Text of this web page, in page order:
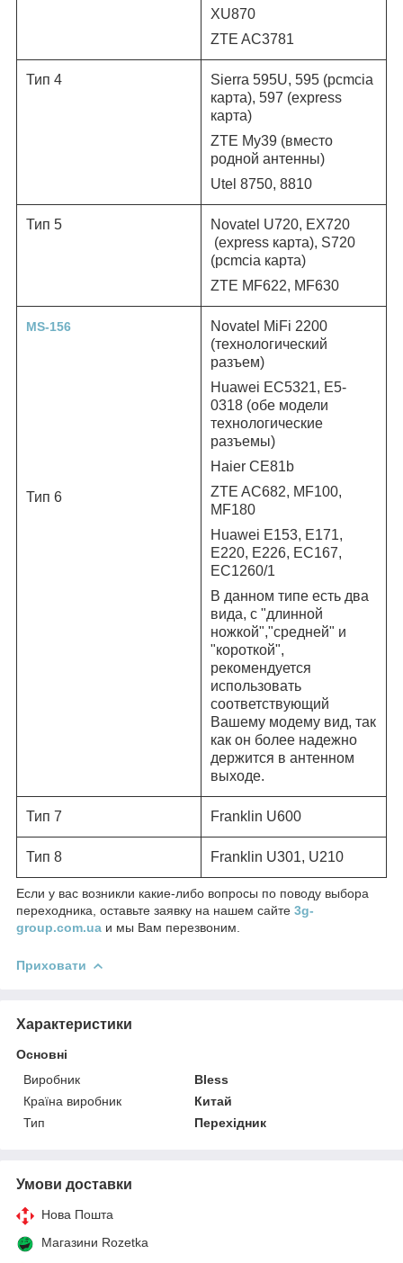
XU870
ZTE AC3781
Тип 4
Sierra 595U, 595 (pcmcia
карта), 597 (express
карта)
ZTE My39 (вместо
родной антенны)
Utel 8750, 8810
Тип 5
Novatel U720, EX720
(express карта), S720
(pcmcia карта)
ZTE MF622, MF630
MS-156
Тип 6
Novatel MiFi 2200
(технологический
разъем)
Huawei EC5321, E5-
0318 (обе модели
технологические
разъемы)
Haier CE81b
ZTE AC682, MF100,
MF180
Huawei E153, E171,
E220, E226, EC167,
EC1260/1
В данном типе есть два
вида, с "длинной
ножкой","средней" и
"короткой",
рекомендуется
использовать
соответствующий
Вашему модему вид, так
как он более надежно
держится в антенном
выходе.
Тип 7 Franklin U600
Тип 8 Franklin U301, U210
Если у вас возникли какие-либо вопросы по поводу выбора
переходника, оставьте заявку на нашем сайте 3g-
group.com.ua и мы Вам перезвоним.
Приховати
Характеристики
Основні
Виробник
Bless
Країна виробник
Китай
Тип
Перехідник
Умови доставки
Нова Пошта
Магазини Rozetka